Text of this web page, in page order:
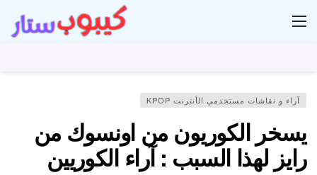
آراء و نقاشات مستخدمي الأنترنت KPOP
يسخر الكوريون من اونسوك من
رايز لهذا السبب : آراء الكوريين